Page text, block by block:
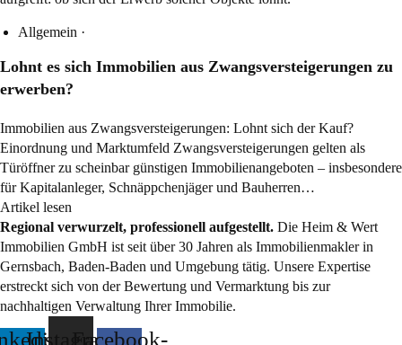
Allgemein ·
Lohnt es sich Immobilien aus Zwangsversteigerungen zu
erwerben?
Immobilien aus Zwangsversteigerungen: Lohnt sich der Kauf?
Einordnung und Marktumfeld Zwangsversteigerungen gelten als
Türöffner zu scheinbar günstigen Immobilienangeboten – insbesondere
für Kapitalanleger, Schnäppchenjäger und Bauherren…
Artikel lesen
Regional verwurzelt, professionell aufgestellt. Die Heim & Wert
Immobilien GmbH ist seit über 30 Jahren als Immobilienmaklerin
Gernsbach, Baden-Baden und Umgebung tätig. Unsere Expertise
erstreckt sich von der Bewertung und Vermarktung bis zur
nachhaltigen Verwaltung Ihrer Immobilie.
InstagramFacebook-